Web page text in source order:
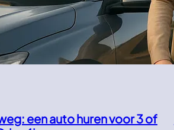
een auto huren voor 3 of